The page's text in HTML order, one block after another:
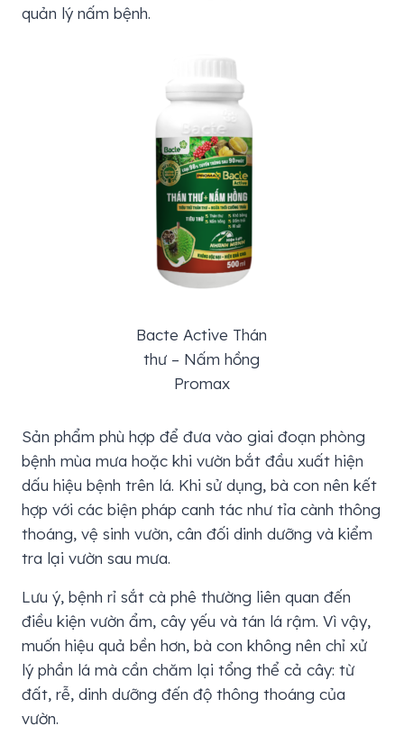
quản lý nấm bệnh.
Bacte Active Thán
thư – Nấm hồng
Promax
Sản phẩm phù hợp để đưa vào giai đoạn phòng
bệnh mùa mưa hoặc khi vườn bắt đầu xuất hiện
dấu hiệu bệnh trên lá. Khi sử dụng, bà con nên kết
hợp với các biện pháp canh tác như tỉa cành thông
thoáng, vệ sinh vườn, cân đối dinh dưỡng và kiểm
tra lại vườn sau mưa.
Lưu ý, bệnh rỉ sắt cà phê thường liên quan đến
điều kiện vườn ẩm, cây yếu và tán lá rậm. Vì vậy,
muốn hiệu quả bền hơn, bà con không nên chỉ xử
lý phần lá mà cần chăm lại tổng thể cả cây: từ
đất, rễ, dinh dưỡng đến độ thông thoáng của
vườn.